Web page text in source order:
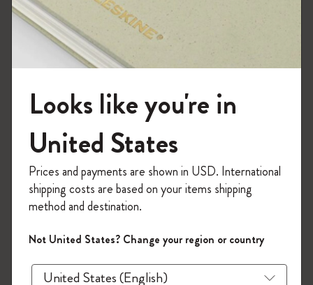
zoom.cta
モレスキンの世界へようこそ
「WELCOME10」を入力すると、初回注
文が10%オフ＋送料無料になります。セ
ール・アウトレット品は適用外。
Moleskineアカウントを作成して限定オフ
ァーや会員特典、さらに多くのインスピ
レーションを手に入れましょう。
Looks like you're in
United States
Prices and payments are shown in USD. International
shipping costs are based on your items shipping
method and destination.
Not United States? Change your region or country